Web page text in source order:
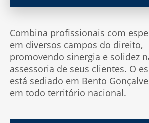
Combina profissionais com
em diversos campos do direito,
promovendo sinergia e solidez
assessoria de seus clientes. O
está sediado em Bento
em todo território nacional.